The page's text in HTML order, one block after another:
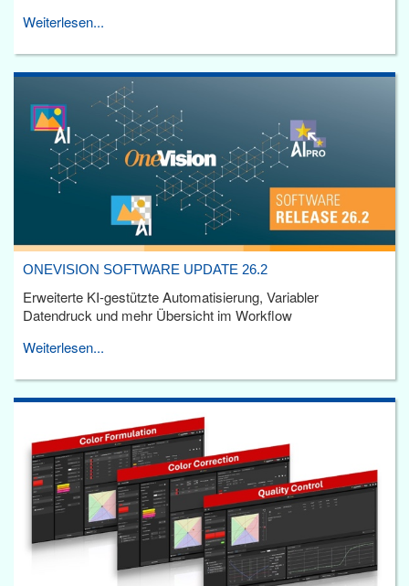
Weiterlesen...
ONEVISION SOFTWARE UPDATE 26.2
Erweiterte KI-gestützte Automatisierung, Variabler
Datendruck und mehr Übersicht im Workflow
Weiterlesen...